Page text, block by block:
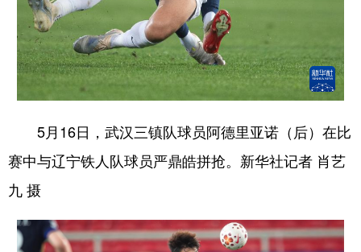
5月16日，武汉三镇队球员阿德里亚诺（后）在比
赛中与辽宁铁人队球员严鼎皓拼抢。新华社记者 肖艺
九 摄